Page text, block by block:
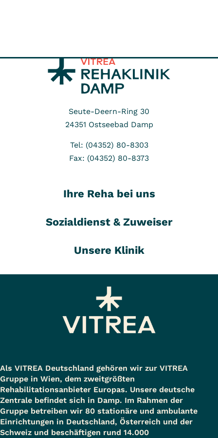
Seute-Deern-Ring 30
24351 Ostseebad Damp
Tel: (04352) 80-8303
Fax: (04352) 80-8373
Ihre Reha bei uns
Sozialdienst & Zuweiser
Unsere Klinik
Als VITREA Deutschland gehören wir zur VITREA
Gruppe in Wien, dem zweitgrößten
Rehabilitationsanbieter Europas. Unsere deutsche
Zentrale befindet sich in Damp. Im Rahmen der
Gruppe betreiben wir 80 stationäre und ambulante
Einrichtungen in Deutschland, Österreich und der
Schweiz und beschäftigen rund 14.000